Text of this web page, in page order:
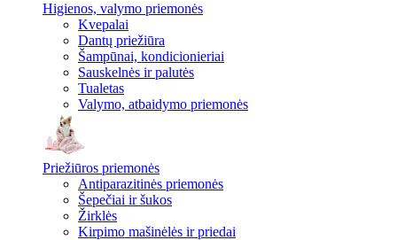
Higienos, valymo priemonės
Kvepalai
Dantų priežiūra
Šampūnai, kondicionieriai
Sauskelnės ir palutės
Tualetas
Valymo, atbaidymo priemonės
Priežiūros priemonės
Antiparazitinės priemonės
Šepečiai ir šukos
Žirklės
Kirpimo mašinėlės ir priedai